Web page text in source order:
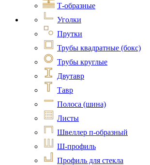
Т-образные
Уголки
Прутки
Трубы квадратные (бокс)
Трубы круглые
Двутавр
Тавр
Полоса (шина)
Листы
Швеллер п-образный
Ш-профиль
Профиль для стекла